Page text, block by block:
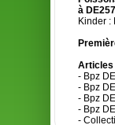
à DE257
Kinder :
Articles
- Bpz
- Bpz
- Bpz
- Bpz
-